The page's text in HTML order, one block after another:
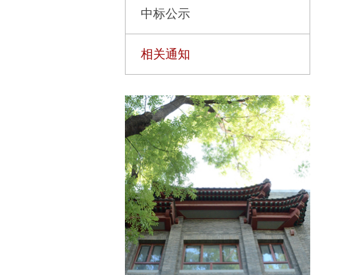
中标公示
相关通知